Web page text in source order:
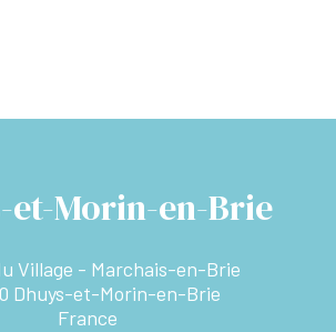
et-Morin-en-Brie
Village - Marchais-en-Brie
Dhuys-et-Morin-en-Brie
France